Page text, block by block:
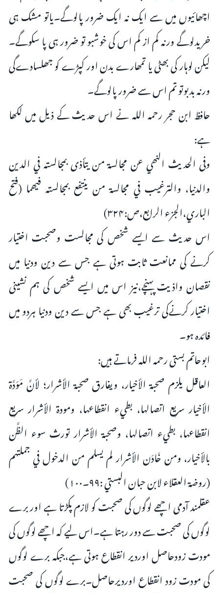
اچھائیوں میں سے ایک نہ ایک ضرور پالوگے۔یاتو مشک ہی
خریدلوگے ورنہ کم از کم اس کی خوشبو تو ضرور ہی پا سکوگے۔
لیکن لوہار کی بھٹی یا تمھارے بدن اور کپڑے کو جھلسادےگی
ورنہ بدبوتو تم اس سے ضرور پالوگے۔
حافظ ابن حجر رحمہ اللہ نے اس حدیث کے ذیل میں لکھا
ہے:
وفی الحدیث النھي عن مجالسة من يتأذى بمجالسته في الدين
والدنيا، والترغيب في مجالسة من ينتفع بمجالسته فيھما (فتح
الباري،الجزء الرابع،ص:۳۲۴)
اس حديث سے ايسے شخص کی مجالست وصحبت اختیار
کرنے کی ممانعت ثابت ہوتی ہے جس سے دین ودنیا میں
نقصان واذیت پہنچے،نیز اس میں ایسے شخص کی ہم نشینی
اختیار کرنےکی ترغیب بھی ہے جس سے دین ودنیا ہردو میں
فائدہ ہو۔
ابوحاتم بستی رحمہ اللہ فرماتے ہیں:
العاقل يلزم صحبة الأخيار، ويفارق صحبة الأشرار؛ لأنَّ مَوَدَّة
الأخيار سريع اتصالها، بطيء انقطاعها، ومودة الأشرار سريع
انقطاعها، بطيء اتصالها، وصحبة الأشرار تورث سوء الظَّن
بالأخيار، ومن خَادَن الأشرار لم يسلم من الدخول في جملتهم
(روضة العقلاء لابن حبان البستي :۹۹۔۱۰۰)
عقلمند آدمی اچھے لوگوں کی صحبت کو لازم پکڑتا ہے اور برے
لوگوں کی صحبت سے دور رہتا ہے۔اس لیے کہ اچھے لوگوں کی
مودت زودحاصل اوردیر انقطاع ہوتی ہے،جبکہ برے لوگوں
کی مودت زود انقطاع اوردیرحاصل۔برے لوگوں کی صحبت